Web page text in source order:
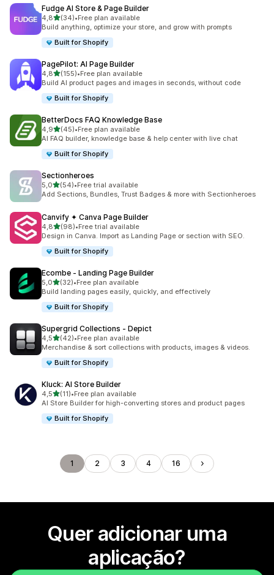
Fudge AI Store & Page Builder
4,8de 5 estrelas
(34)
34 total de avaliações
•Free plan available
Build anything, optimize your store, and grow with prompts
Built for Shopify
PagePilot: AI Page Builder
4,8de 5 estrelas
(155)
155 total de avaliações
•Free plan available
Build AI product pages and images in seconds, without code
Built for Shopify
BetterDocs FAQ Knowledge Base
4,9de 5 estrelas
(45)
45 total de avaliações
•Free plan available
AI FAQ builder, knowledge base & help center with live chat
Built for Shopify
Sectionheroes
5,0de 5 estrelas
(54)
54 total de avaliações
•Free trial available
Add Sections, Bundles, Trust Badges & more with Sectionheroes
Canvify ✦ Canva Page Builder
4,8de 5 estrelas
(98)
98 total de avaliações
•Free trial available
Design in Canva. Import as Landing Page or section with SEO.
Built for Shopify
Ecombe ‑ Landing Page Builder
5,0de 5 estrelas
(32)
32 total de avaliações
•Free plan available
Build landing pages easily, quickly, and effectively
Built for Shopify
Supergrid Collections ‑ Depict
4,5de 5 estrelas
(42)
42 total de avaliações
•Free plan available
Merchandise & sort collections with products, images & videos.
Built for Shopify
Kluck: AI Store Builder
4,5de 5 estrelas
(11)
11 total de avaliações
•Free plan available
AI Store Builder for high-converting stores and product pages
Built for Shopify
1 2 3 4 16
Quer adicionar uma
aplicação?